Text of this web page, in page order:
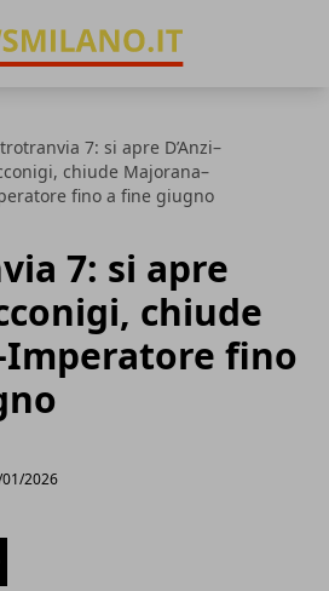
7: si apre D’Anzi–
chiude Majorana–
fino a fine giugno
7: si apre
chiude
fino
2026